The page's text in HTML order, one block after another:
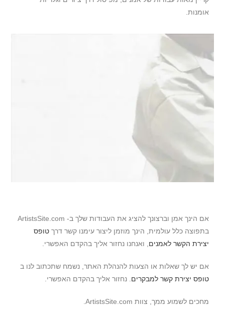
אומנות.
אם הינך אמן וברצונך להציג את העבודות שלך ב- ArtistsSite.com
בתפוצה כלל עולמית, הינך מוזמן ליצור עימנו קשר דרךטופס
יצירת הקשר לאמנים , ואנחנו נחזור אליך בהקדם האפשרי.
אם יש לך שאלות או הצעות להנהלת האתר, נשמח שתכתוב לנו ב
טופס יצירת קשר למבקרים . נחזור אליך בהקדם האפשרי.
מחכים לשמוע ממך, צוות ArtistsSite.com.